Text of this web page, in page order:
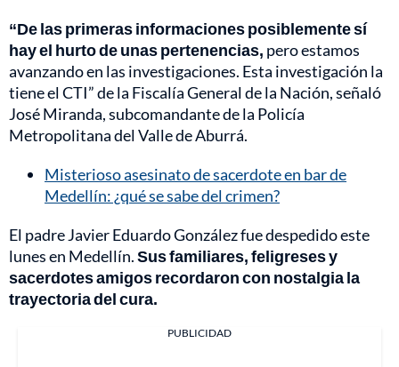
“De las primeras informaciones posiblemente sí
hay el hurto de unas pertenencias, pero estamos
avanzando en las investigaciones. Esta investigación la
tiene el CTI” de la Fiscalía General de la Nación, señaló
José Miranda, subcomandante de la Policía
Metropolitana del Valle de Aburrá.
Misterioso asesinato de sacerdote en bar de
Medellín: ¿qué se sabe del crimen?
El padre Javier Eduardo González fue despedido este
lunes en Medellín.Sus familiares, feligreses y
sacerdotes amigos recordaron con nostalgia la
trayectoria del cura.
PUBLICIDAD